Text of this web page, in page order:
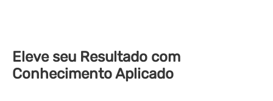
Eleve seu Resultado com
Conhecimento Aplicado